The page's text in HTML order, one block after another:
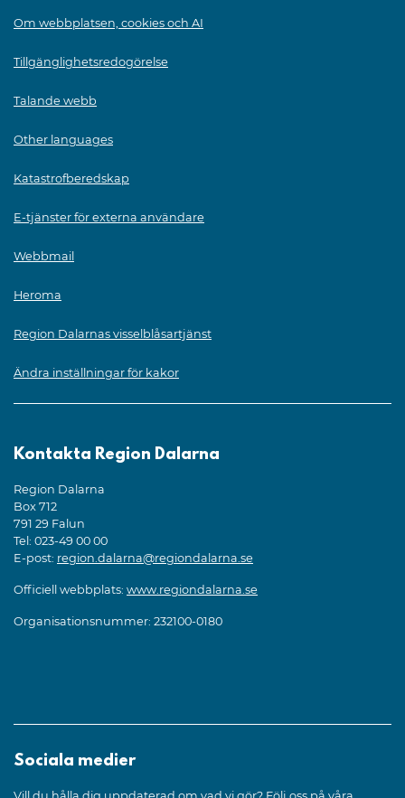
Om webbplatsen, cookies och AI
Tillgänglighetsredogörelse
Talande webb
Other languages
Katastrofberedskap
E-tjänster för externa användare
Webbmail
Heroma
Region Dalarnas visselblåsartjänst
Ändra inställningar för kakor
Kontakta Region Dalarna
Region Dalarna
Box 712
791 29 Falun
Tel: 023-49 00 00
E-post: region.dalarna@regiondalarna.se
Officiell webbplats: www.regiondalarna.se
Organisationsnummer: 232100-0180
Sociala medier